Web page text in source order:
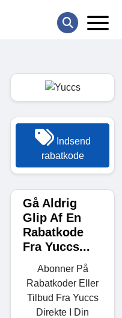
Indsend
rabatkode
Gå Aldrig
Glip Af En
Rabatkode
Fra Yuccs...
Abonner På
Rabatkoder Eller
Tilbud Fra Yuccs
Direkte I Din